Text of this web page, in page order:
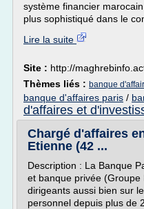
système financier
plus sophistiqué dans le
Lire la suite
Site : http://
Thèmes liés : banque
banque d'affaires paris /
d'affaires et
Chargé d'affaires
Etienne (42 ...
Description : La Banque
et banque privée (Groupe
dirigeants aussi bien sur
personnel depuis plus de